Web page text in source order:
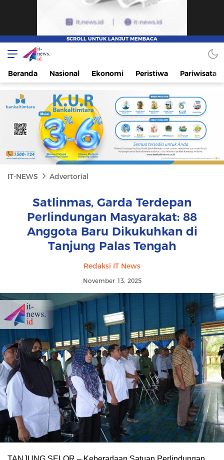
IT-NEWS
Update Cepat, Cerdas, dan Terpercaya
Beranda Nasional Ekonomi Peristiwa Pariwisata
IT-NEWS Advertorial
Satlinmas, Garda Terdepan
Perlindungan Masyarakat: 88
Anggota Baru Dikukuhkan di
Tanjung Palas Tengah
Redaksi IT News
November 13, 2025